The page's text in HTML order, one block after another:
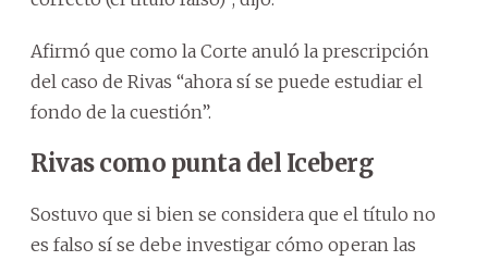
Afirmó que como la Corte anuló la prescripción
del caso de Rivas “ahora sí se puede estudiar el
fondo de la cuestión”.
Rivas como punta del Iceberg
Sostuvo que si bien se considera que el título no
es falso sí se debe investigar cómo operan las